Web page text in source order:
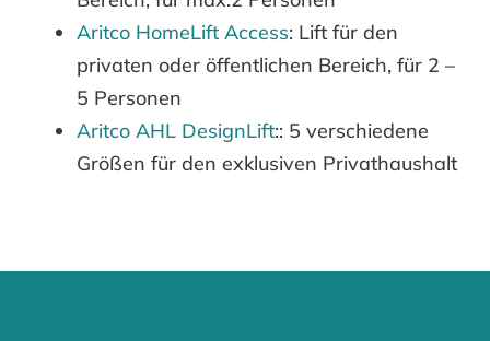
Aritco HomeLift Access: Lift für den
privaten oder öffentlichen Bereich, für 2 –
5 Personen
Aritco AHL DesignLift:: 5 verschiedene
Größen für den exklusiven Privathaushalt